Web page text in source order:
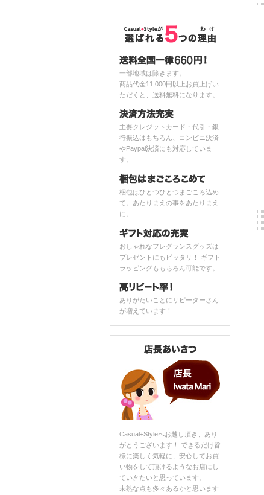
一部地域は除きます。
商品代金11,000円以上お買上げい
ただくと、送料無料になります。
主要クレジットカード・代引・銀
行振込はもちろん、コンビニ決済
やPaypal決済にも対応していま
す。
梱包はひとつひとつまごころ込め
て。あたりまえの事をあたりまえ
に。
おしゃれなフレグランスグッズは
プレゼントにもピッタリ！ ギフト
ラッピングももちろん可能です。
ありがたいことにリピーターさん
が増えています！
Casual+Styleへお越し頂き、あり
がとうございます！ できるだけ皆
様に楽しく気軽に、安心してお買
い物をして頂けるようなお店にし
ていきたいと思っています。
未熟な点も多々あるかと思います